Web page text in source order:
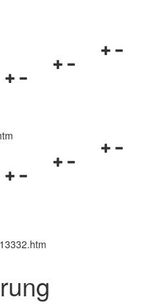
Navigationsmenü
Navigationsmenü
Navigationsmenü
Navigationsmenü